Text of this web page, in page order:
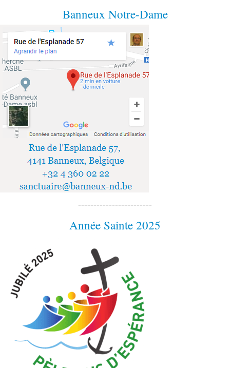
Banneux Notre-Dame
------------------------
Année Sainte 2025